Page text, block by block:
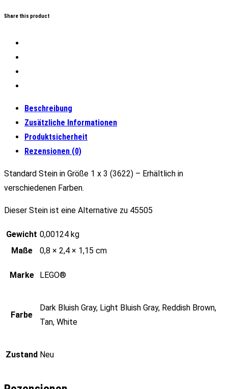
Share this product
Beschreibung
Zusätzliche Informationen
Produktsicherheit
Rezensionen (0)
Standard Stein in Größe 1 x 3 (3622) – Erhältlich in
verschiedenen Farben.
Dieser Stein ist eine Alternative zu 45505
Gewicht 0,00124 kg
Maße
0,8 × 2,4 × 1,15 cm
Marke LEGO®
Farbe
Dark Bluish Gray, Light Bluish Gray, Reddish Brown,
Tan, White
Zustand Neu